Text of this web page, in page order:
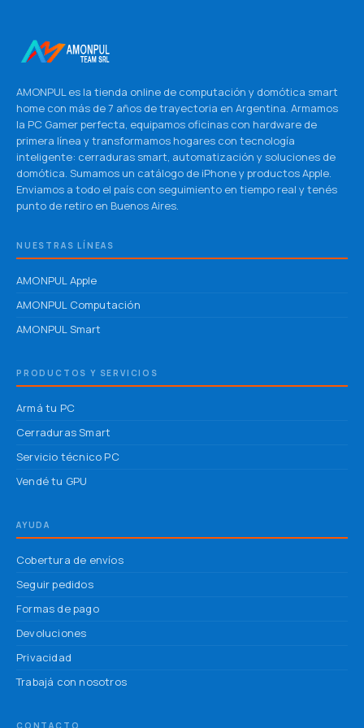
AMONPUL es la tienda online de computación y domótica smart
home con más de 7 años de trayectoria en Argentina. Armamos
la PC Gamer perfecta, equipamos oficinas con hardware de
primera línea y transformamos hogares con tecnología
inteligente: cerraduras smart, automatización y soluciones de
domótica. Sumamos un catálogo de iPhone y productos Apple.
Enviamos a todo el país con seguimiento en tiempo real y tenés
punto de retiro en Buenos Aires.
NUESTRAS LÍNEAS
AMONPUL Apple
AMONPUL Computación
AMONPUL Smart
PRODUCTOS Y SERVICIOS
Armá tu PC
Cerraduras Smart
Servicio técnico PC
Vendé tu GPU
AYUDA
Cobertura de envíos
Seguir pedidos
Formas de pago
Devoluciones
Privacidad
Trabajá con nosotros